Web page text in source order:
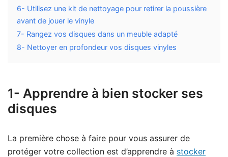
6- Utilisez une kit de nettoyage pour retirer la poussière
avant de jouer le vinyle
7- Rangez vos disques dans un meuble adapté
8- Nettoyer en profondeur vos disques vinyles
1- Apprendre à bien stocker ses
disques
La première chose à faire pour vous assurer de
protéger votre collection est d’apprendre à stocker